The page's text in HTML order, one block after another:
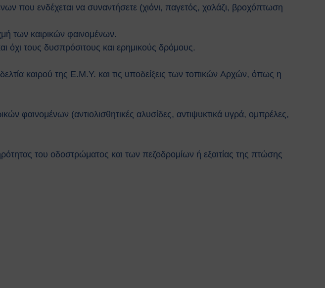
που ενδέχεται να συναντήσετε (χιόνι, παγετός, χαλάζι, βροχόπτωση
των καιρικών φαινομένων.
όχι τους δυσπρόσιτους και ερημικούς δρόμους.
καιρού της Ε.Μ.Υ. και τις υποδείξεις των τοπικών Aρχών, όπως η
φαινομένων (αντιολισθητικές αλυσίδες, αντιψυκτικά υγρά, ομπρέλες,
του οδοστρώματος και των πεζοδρομίων ή εξαιτίας της πτώσης